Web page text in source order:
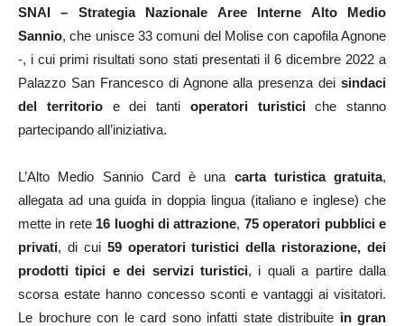
SNAI – Strategia Nazionale Aree Interne Alto Medio
Sannio, che unisce 33 comuni del Molise con capofila Agnone
-, i cui primi risultati sono stati presentati il 6 dicembre 2022 a
Palazzo San Francesco di Agnone alla presenza dei sindaci
del territorioe dei tanti operatori turisticiche stanno
partecipando all’iniziativa.
L’Alto Medio Sannio Card è una carta turistica gratuita,
allegata ad una guida in doppia lingua (italiano e inglese) che
mette in rete 16 luoghi di attrazione, 75 operatori pubblici e
privati, di cui 59 operatori turistici della ristorazione, dei
prodotti tipici e dei servizi turistici, i quali a partire dalla
scorsa estate hanno concesso sconti e vantaggi ai visitatori.
Le brochure con le card sono infatti state distribuite in gran